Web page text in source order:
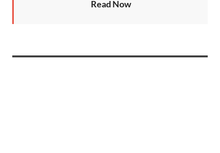
Read Now